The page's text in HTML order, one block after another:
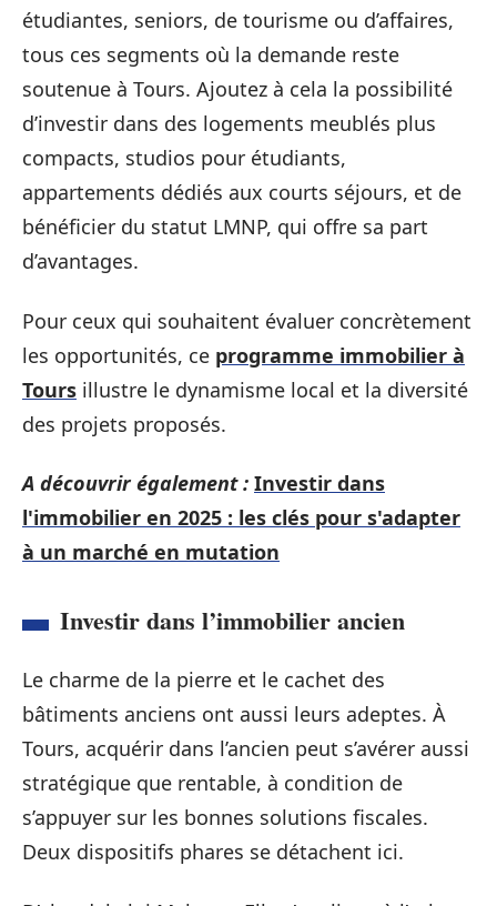
étudiantes, seniors, de tourisme ou d’affaires,
tous ces segments où la demande reste
soutenue à Tours. Ajoutez à cela la possibilité
d’investir dans des logements meublés plus
compacts, studios pour étudiants,
appartements dédiés aux courts séjours, et de
bénéficier du statut LMNP, qui offre sa part
d’avantages.
Pour ceux qui souhaitent évaluer concrètement
les opportunités, ce programme immobilier à
Tours illustre le dynamisme local et la diversité
des projets proposés.
A découvrir également : Investir dans
l'immobilier en 2025 : les clés pour s'adapter
à un marché en mutation
Investir dans l’immobilier ancien
Le charme de la pierre et le cachet des
bâtiments anciens ont aussi leurs adeptes. À
Tours, acquérir dans l’ancien peut s’avérer aussi
stratégique que rentable, à condition de
s’appuyer sur les bonnes solutions fiscales.
Deux dispositifs phares se détachent ici.